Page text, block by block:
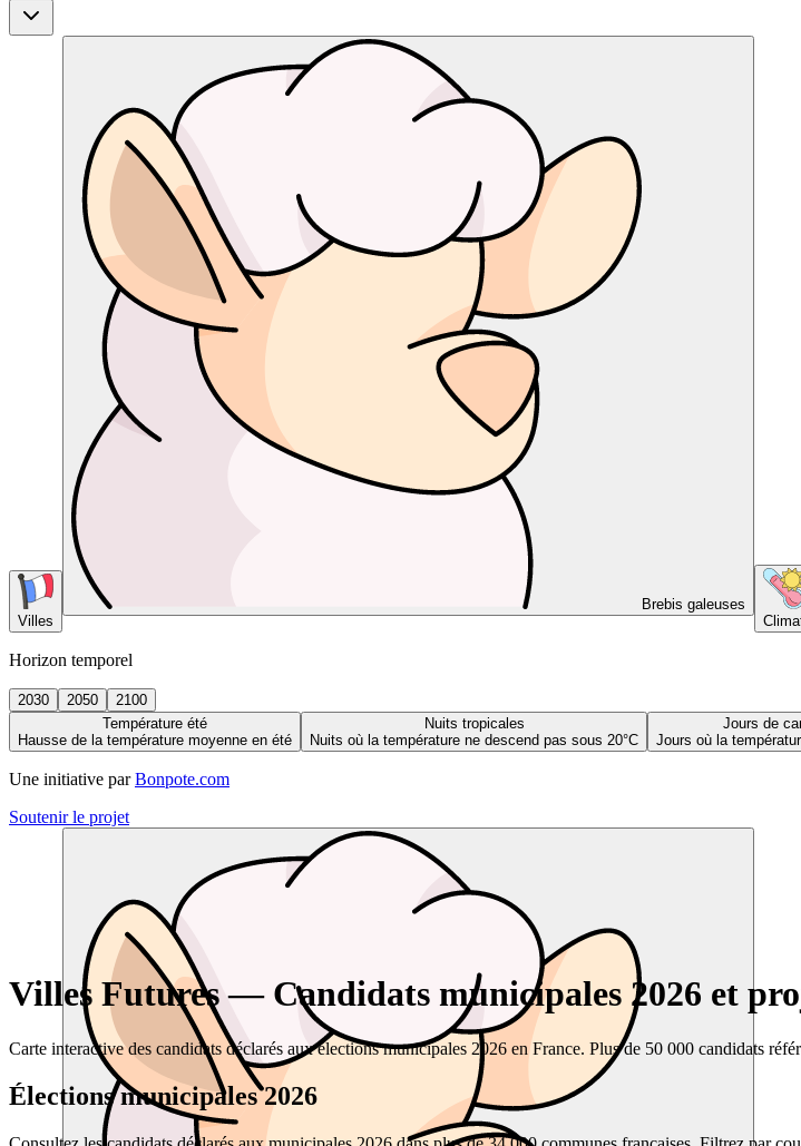
Villes
Brebis galeuses
Horizon temporel
2030 2050
2100
Température été
Hausse de la température moyenne en été
Nuits tropicales
Nuits où la température ne descend pas sous 20°C
Jours de
Jours où la
Une initiative par Bonpote.com
Soutenir le projet
Villes Futures — Candidats municipales 2026 et
Carte interactive des candidats déclarés aux élections municipales 2026 en France. Plus de 50 000 candidats
Élections municipales 2026